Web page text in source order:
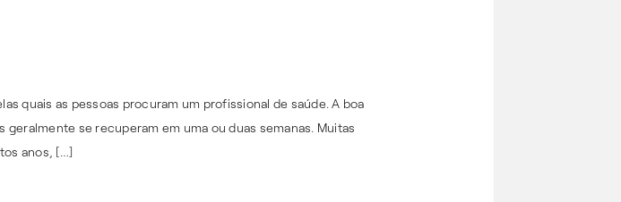
quais as pessoas procuram um profissional de saúde. A boa
se recuperam em uma ou duas semanas. Muitas
anos, […]